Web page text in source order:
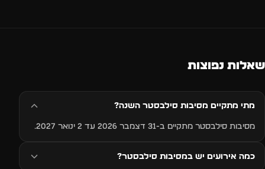
שאלות נפוצות
מתי מתקיים מסיבות סילבסטר השנה?
מסיבות סילבסטר מתקיים ב-31 דצמבר 2026 עד 2 ינואר 2027.
כמה אירועים יש במסיבות סילבסטר?